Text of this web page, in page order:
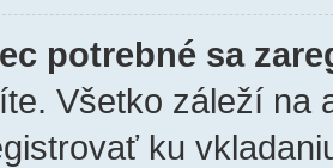
potrebné sa
Všetko záleží na
ku